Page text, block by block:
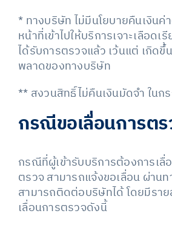
* ทางบริษัท ไม่มีนโยบายคืนเงินค่
หน้าที่เข้าไปให้บริการเจาะเลือดเ
ได้รับการตรวจแล้ว เว้นแต่ เกิด
พลาดของทางบริษัท
** สงวนสิทธิ์ไม่คืนเงินมัดจำ ใน
กรณีขอเลื่อนการตร
กรณีที่ผู้เข้ารับบริการต้องการเลื่
ตรวจ สามารถแจ้งขอเลื่อน ผ่าน
สามารถติดต่อบริษัทได้ โดยมีราย
เลื่อนการตรวจดังนี้